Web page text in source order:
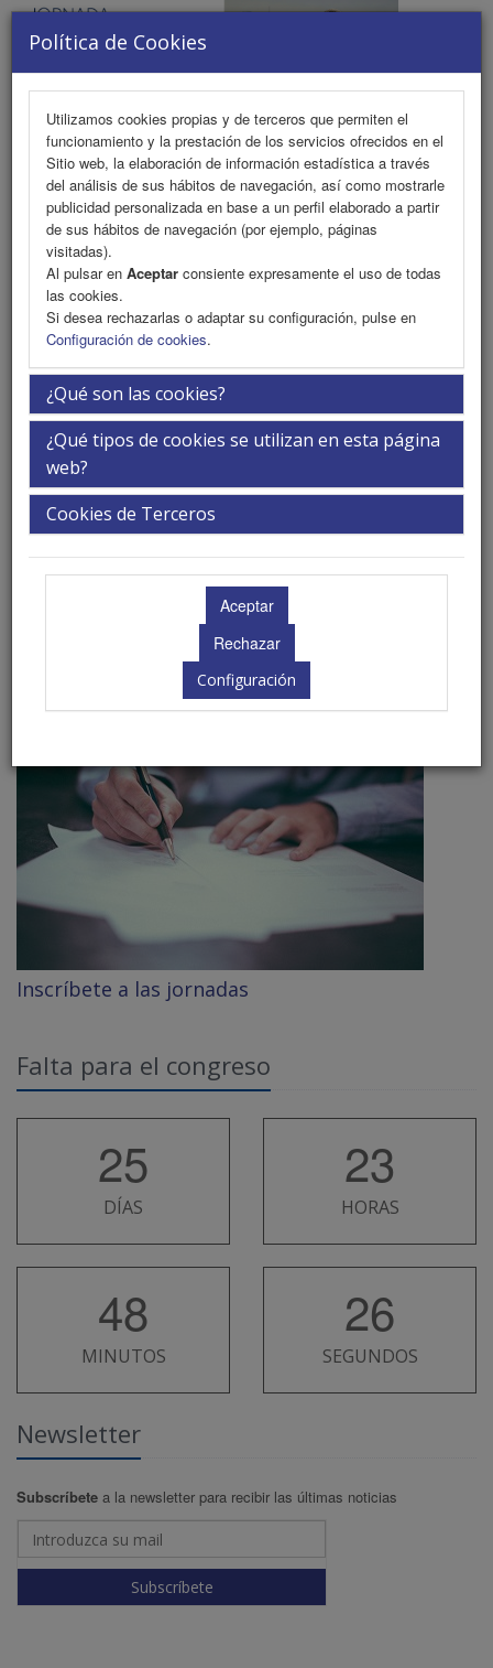
Política de Cookies
Utilizamos cookies propias y de terceros que permiten el
funcionamiento y la prestación de los servicios ofrecidos en el
Sitio web, la elaboración de información estadística a través
del análisis de sus hábitos de navegación, así como mostrarle
publicidad personalizada en base a un perfil elaborado a partir
de sus hábitos de navegación (por ejemplo, páginas
visitadas).
Al pulsar en Aceptar consiente expresamente el uso de todas
las cookies.
Si desea rechazarlas o adaptar su configuración, pulse en
Configuración de cookies.
¿Qué son las cookies?
¿Qué tipos de cookies se utilizan en esta página
web?
Cookies de Terceros
Configuración
MENU
Solicitar beca a tu APM de confianza
Información
Consulta el programa
Inscríbete a las jornadas
Falta para el congreso
25
DÍAS
23
HORAS
48
MINUTOS
26
SEGUNDOS
Newsletter
Subscríbete a la newsletter para recibir las últimas noticias
Subscríbete